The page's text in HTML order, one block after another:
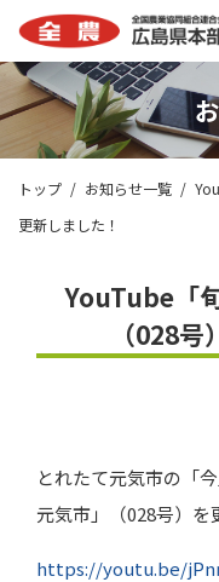
トップ お知らせ一覧
更新しました！
YouTube「
（028
とれたて元気市の「
元気市」（028号）を
https://youtu.be/